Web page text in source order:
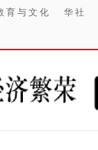
育与文化 华社